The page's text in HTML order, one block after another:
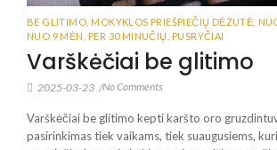
BE GLITIMO MOKYKLOS PRIEŠPIEČIŲ DĖŽUTĖ
NUO 9 MĖN
PER 30 MINUČIŲ PUSRYČIAI
Varškėčiai be glitimo
2025-03-23 /No Comments
Varškėčiai be glitimo kepti karšto oro
pasirinkimas tiek vaikams, tiek suaugusiems,